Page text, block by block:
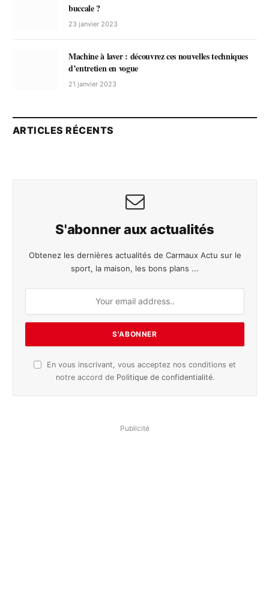
buccale ?
23 janvier 2023
Machine à laver : découvrez ces nouvelles techniques
d’entretien en vogue
21 janvier 2023
ARTICLES RÉCENTS
S'abonner aux actualités
Obtenez les dernières actualités de Carmaux Actu sur le
sport, la maison, les bons plans ...
En vous inscrivant, vous acceptez nos conditions et
notre accord de Politique de confidentialité.
Publicité